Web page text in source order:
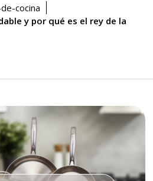
cocina
y por qué es el rey de la